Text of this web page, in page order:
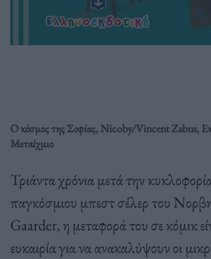
Ο κόσμος της Σοφίας, Nicoby/Vincent Zabus,
Μεταίχμιο
Τριάντα χρόνια μετά την
παγκόσμιου μπεστ σέλερ του
Gaarder, η μεταφορά του σε κόμικ
ευκαιρία για να ανακαλύψουν οι